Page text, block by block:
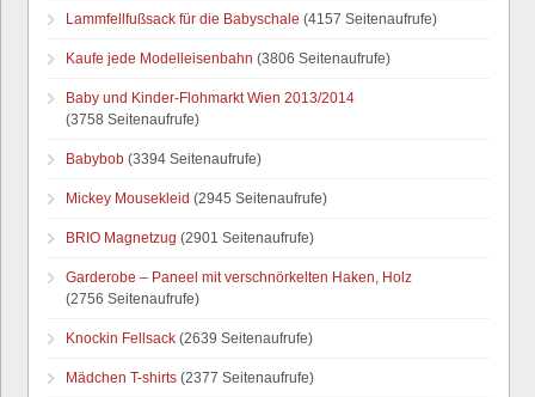
Lammfellfußsack für die Babyschale (4157 Seitenaufrufe)
Kaufe jede Modelleisenbahn (3806 Seitenaufrufe)
Baby und Kinder-Flohmarkt Wien 2013/2014
(3758 Seitenaufrufe)
Babybob (3394 Seitenaufrufe)
Mickey Mousekleid (2945 Seitenaufrufe)
BRIO Magnetzug (2901 Seitenaufrufe)
Garderobe – Paneel mit verschnörkelten Haken, Holz
(2756 Seitenaufrufe)
Knockin Fellsack (2639 Seitenaufrufe)
Mädchen T-shirts (2377 Seitenaufrufe)